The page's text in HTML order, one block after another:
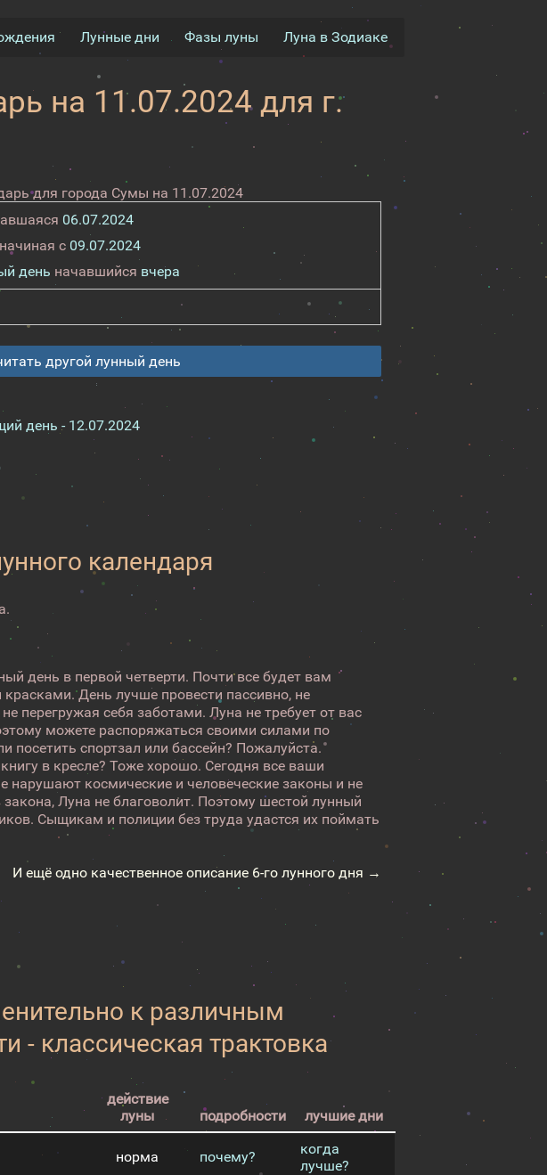
Лунные дни Фазы луны Луна в Зодиаке
на 11.07.2024 для г.
для города Сумы на 11.07.2024
06.07.2024
с 09.07.2024
день начавшийся вчера
другой лунный день
день - 12.07.2024
календаря
день в первой четверти. Почти все будет вам
День лучше провести пассивно, не
перегружая себя заботами. Луна не требует от вас
можете распоряжаться своими силами по
посетить спортзал или бассейн? Пожалуйста.
в кресле? Тоже хорошо. Сегодня все ваши
нарушают космические и человеческие законы и не
Луна не благоволит. Поэтому шестой лунный
Сыщикам и полиции без труда удастся их поймать
И ещё одно качественное описание 6-го лунного дня →
к различным
- классическая трактовка
действие
луны
подробности лучшие дни
норма почему?
когда
лучше?